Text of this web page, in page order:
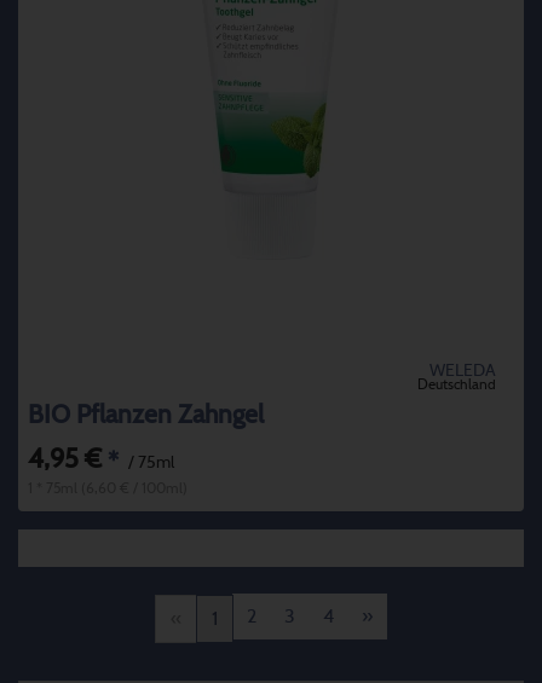
WELEDA
Deutschland
BIO Pflanzen Zahngel
4,95 € * / 75ml
1 2 3 4 »